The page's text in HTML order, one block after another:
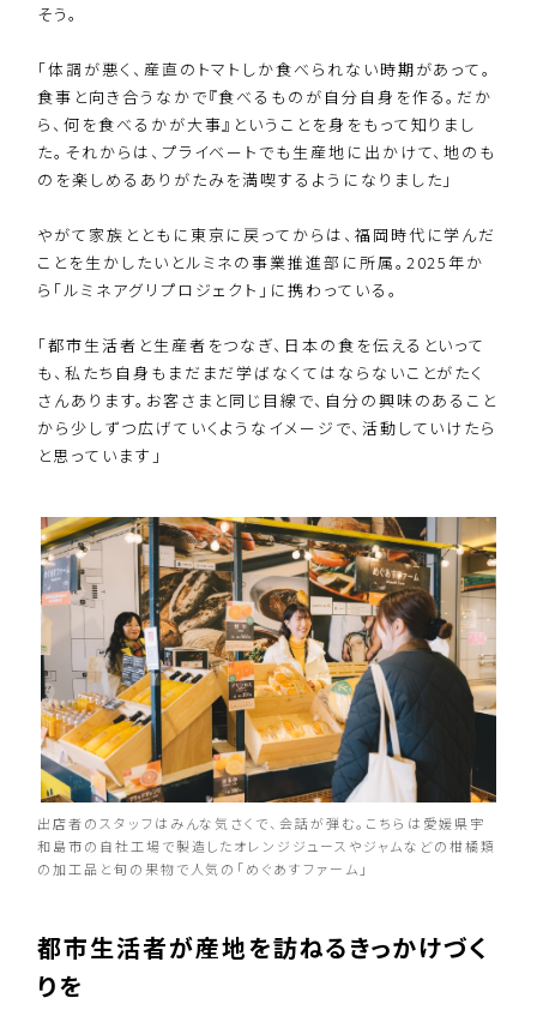
そう。
「体調が悪く、産直のトマトしか食べられない時期があって。
食事と向き合うなかで『食べるものが自分自身を作る。だか
ら、何を食べるかが大事』ということを身をもって知りまし
た。それからは、プライベートでも生産地に出かけて、地のも
のを楽しめるありがたみを満喫するようになりました」
やがて家族とともに東京に戻ってからは、福岡時代に学んだ
ことを生かしたいとルミネの事業推進部に所属。2025年か
ら「ルミネアグリプロジェクト」に携わっている。
「都市生活者と生産者をつなぎ、日本の食を伝えるといって
も、私たち自身もまだまだ学ばなくてはならないことがたく
さんあります。お客さまと同じ目線で、自分の興味のあること
から少しずつ広げていくようなイメージで、活動していけたら
と思っています」
出店者のスタッフはみんな気さくで、会話が弾む。こちらは愛媛県宇
和島市の自社工場で製造したオレンジジュースやジャムなどの柑橘類
の加工品と旬の果物で人気の「めぐあすファーム」
都市生活者が産地を訪ねるきっかけづく
りを